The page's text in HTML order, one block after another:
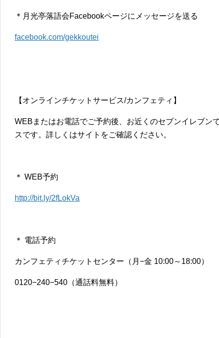
＊月光亭落語会Facebookページにメッセージを送る
facebook.com/gekkoutei
【オンラインチケットサービス/カンフェティ】
WEBまたはお電話でご予約後、お近くのセブンイレブン
スです。詳しくはサイトをご確認ください。
＊ WEB予約
http://bit.ly/2fLokVa
＊ 電話予約
カンフェティチケットセンター（月−金 10:00～18:00）
0120−240−540（通話料無料）